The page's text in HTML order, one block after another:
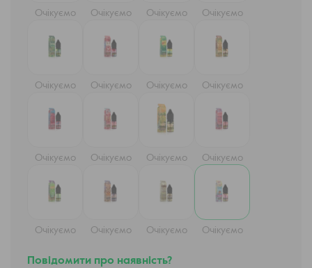
Очікуємо Очікуємо Очікуємо Очікуємо
Очікуємо Очікуємо Очікуємо Очікуємо
Очікуємо Очікуємо Очікуємо Очікуємо
Очікуємо Очікуємо Очікуємо Очікуємо
Повідомити про наявність?